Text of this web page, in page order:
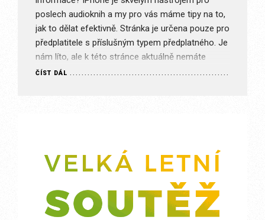
poslech audioknih a my pro vás máme tipy na to,
jak to dělat efektivně. Stránka je určena pouze pro
předplatitele s příslušným typem předplatného. Je
nám líto, ale k této stránce aktuálně nemáte
přístup. Co…
ČÍST DÁL